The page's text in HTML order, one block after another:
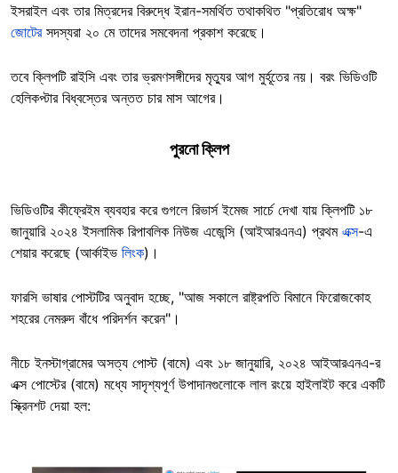
ইসরাইল এবং তার মিত্রদের বিরুদ্ধে ইরান-সমর্থিত তথাকথিত "প্রতিরোধ অক্ষ"
জোটের সদস্যরা ২০ মে তাদের সমবেদনা প্রকাশ করেছে।
তবে ক্লিপটি রাইসি এবং তার ভ্রমণসঙ্গীদের মৃত্যুর আগ মুর্হূতের নয়। বরং ভিডিওটি
হেলিকপ্টার বিধ্বস্তের অন্তত চার মাস আগের।
পুরনো ক্লিপ
ভিডিওটির কীফ্রেইম ব্যবহার করে গুগলে রিভার্স ইমেজ সার্চে দেখা যায় ক্লিপটি ১৮
জানুয়ারি ২০২৪ ইসলামিক রিপাবলিক নিউজ এজেন্সি (আইআরএনএ) প্রথম এক্স-এ
শেয়ার করেছে (আর্কাইভ লিংক)।
ফারসি ভাষার পোস্টটির অনুবাদ হচ্ছে, "আজ সকালে রাষ্ট্রপতি বিমানে ফিরোজকোহ
শহরের নেমরুদ বাঁধে পরিদর্শন করেন"।
নীচে ইনস্টাগ্রামের অসত্য পোস্ট (বামে) এবং ১৮ জানুয়ারি, ২০২৪ আইআরএনএ-র
এক্স পোস্টের (বামে) মধ্যে সাদৃশ্যপূর্ণ উপাদানগুলোকে লাল রংয়ে হাইলাইট করে একটি
স্ক্রিনশট দেয়া হল: